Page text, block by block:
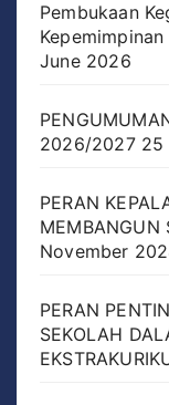
Pembukaan
June 2026
2026/2027 25
PERAN
MEMBANGUN
November
PERAN
SEKOLAH